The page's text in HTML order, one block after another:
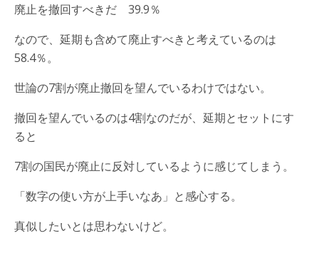
廃止を撤回すべきだ 39.9％
なので、延期も含めて廃止すべきと考えているのは
58.4％。
世論の7割が廃止撤回を望んでいるわけではない。
撤回を望んでいるのは4割なのだが、延期とセットにす
ると
7割の国民が廃止に反対しているように感じてしまう。
「数字の使い方が上手いなあ」と感心する。
真似したいとは思わないけど。